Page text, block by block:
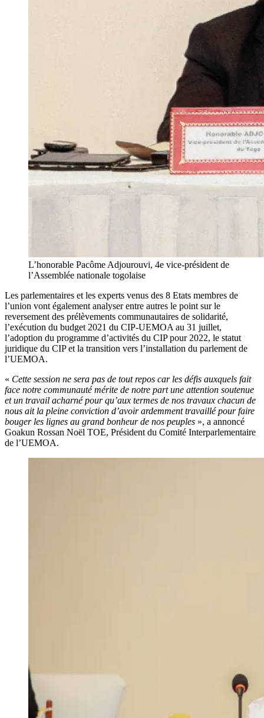
L’honorable Pacôme Adjourouvi, 4e vice-président de
l’Assemblée nationale togolaise
Les parlementaires et les experts venus des 8 Etats membres de
l’union vont également analyser entre autres le point sur le
reversement des prélèvements communautaires de solidarité,
l’exécution du budget 2021 du CIP-UEMOA au 31 juillet,
l’adoption du programme d’activités du CIP pour 2022, le statut
juridique du CIP et la transition vers l’installation du parlement de
l’UEMOA.
« Cette session ne sera pas de tout repos car les défis auxquels fait
face notre communauté mérite de notre part une attention soutenue
et un travail acharné pour qu’aux termes de nos travaux chacun de
nous ait la pleine conviction d’avoir ardemment travaillé pour faire
bouger les lignes au grand bonheur de nos peuples », a annoncé
Goakun Rossan Noël TOE, Président du Comité Interparlementaire
de l’UEMOA.